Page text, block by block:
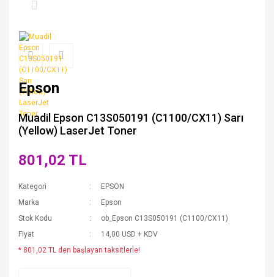
Epson
Muadil Epson C13S050191 (C1100/CX11) Sarı
(Yellow) LaserJet Toner
801,02 TL
Kategori
EPSON
Marka
Epson
Stok Kodu
ob_Epson C13S050191 (C1100/CX11)
Fiyat
14,00 USD + KDV
* 801,02 TL den başlayan taksitlerle!